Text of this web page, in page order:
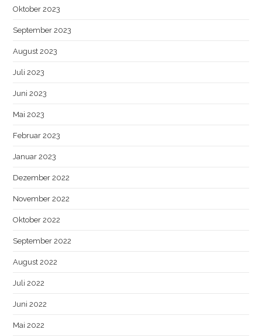
Oktober 2023
September 2023
August 2023
Juli 2023
Juni 2023
Mai 2023
Februar 2023
Januar 2023
Dezember 2022
November 2022
Oktober 2022
September 2022
August 2022
Juli 2022
Juni 2022
Mai 2022